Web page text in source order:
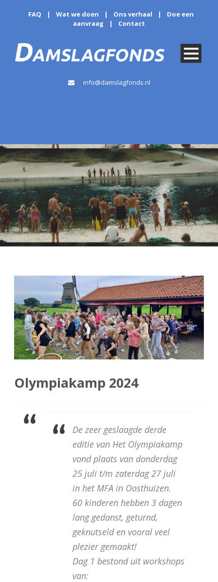
FAQ | Wat we doen | Ons verhaal |
Doe een
aanvraag
| Contact
info@damslagfonds.nl
Olympiakamp 2024
De zeer geslaagde derde
editie van Het Olympiakamp
vond plaats van donderdag
25 juli t/m zaterdag 27 juli
in het MFA in Oosthuizen.
60 kinderen hebben 3 dagen
lang gedanst, geturnd,
geknutseld en vooral veel
plezier gemaakt!
Dag 1 bestond uit workshops
van: